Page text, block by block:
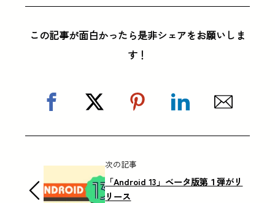
この記事が面白かったら是非シェアをお願いしま
す！
次の記事
「Android 13」ベータ版第１弾がリ
リース